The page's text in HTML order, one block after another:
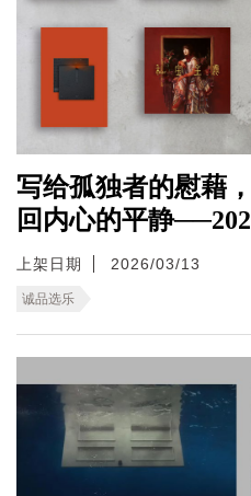
写给孤独者的慰藉
回内心的平静
上架日期 2026/03/13
诚品选乐